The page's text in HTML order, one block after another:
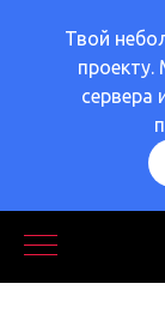
Твой
проекту.
сервера